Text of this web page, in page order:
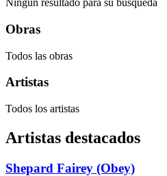
Ningún resultado para su búsqueda
Obras
Todos las obras
Artistas
Todos los artistas
Artistas destacados
Shepard Fairey (Obey)